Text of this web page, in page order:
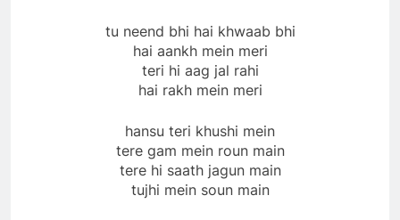
tu neend bhi hai khwaab bhi
hai aankh mein meri
teri hi aag jal rahi
hai rakh mein meri
hansu teri khushi mein
tere gam mein roun main
tere hi saath jagun main
tujhi mein soun main